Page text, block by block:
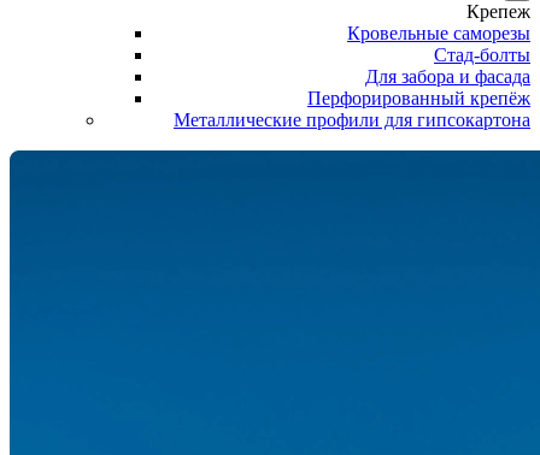
Крепеж
Кровельные саморезы
Стад-болты
Для забора и фасада
Перфорированный крепёж
Металлические профили для гипсокартона